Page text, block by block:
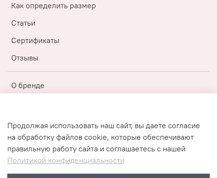
Как определить размер
Статьи
Сертификаты
Отзывы
О бренде
Публичная оферта
Политика конфиденциальности
Пользовательское соглашение
Продолжая использовать наш сайт, вы даете согласие
на обработку файлов cookie, которые обеспечивают
правильную работу сайта и соглашаетесь с нашей
Политикой конфиденциальности